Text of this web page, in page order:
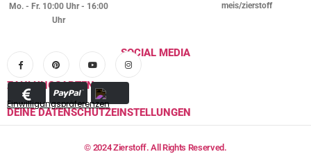
Mo. - Fr. 10:00 Uhr - 16:00
Uhr
meis/zierstoff
SOCIAL MEDIA
ZAHLUNGSARTEN
DEINE DATENSCHUTZEINSTELLUNGEN
Einwilligungspräferenzen
© 2024 Zierstoff. All Rights Reserved.